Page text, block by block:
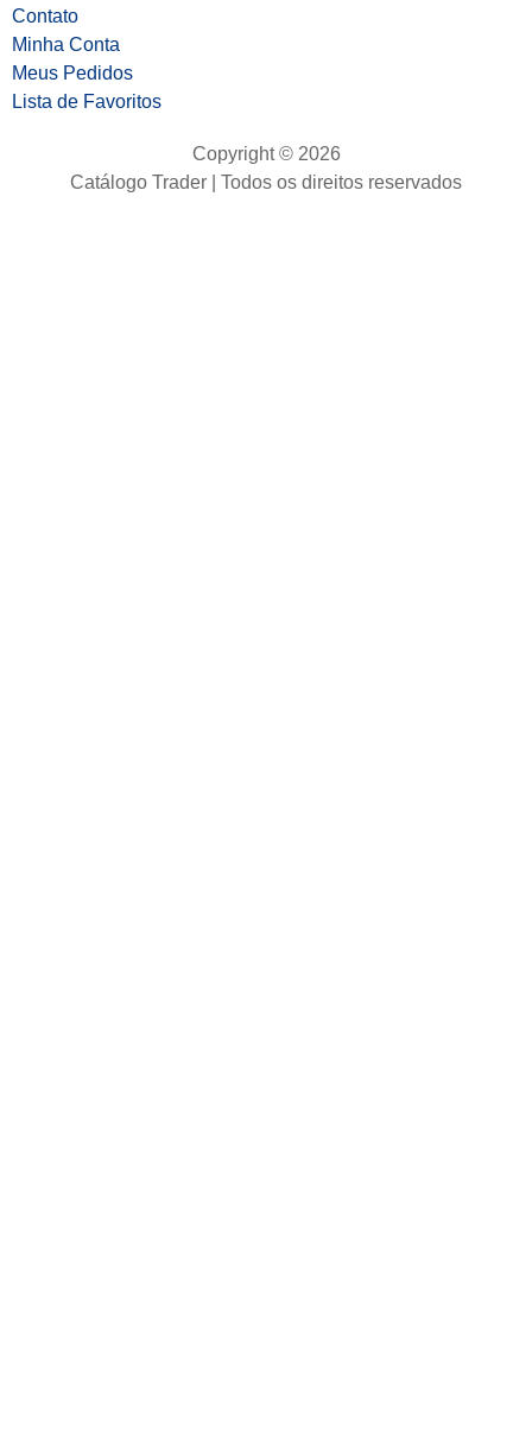
Contato
Minha Conta
Meus Pedidos
Lista de Favoritos
Copyright © 2026
Catálogo Trader | Todos os direitos reservados